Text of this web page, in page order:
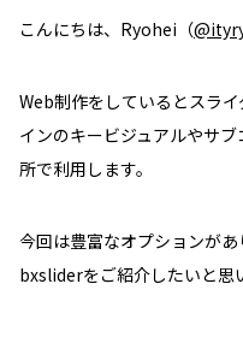
こんにちは、Ryohei（
Web制作をしているとスラ
インのキービジュアルやサ
所で利用します。
今回は豊富なオプションが
bxsliderをご紹介したいと思